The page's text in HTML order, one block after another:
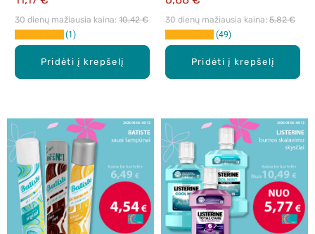
Pridėti į krepšelį
30 dienų mažiausia kaina: 10,42 €
1
Pridėti į krepšelį
30 dienų mažiausia kaina: 5,82 €
49